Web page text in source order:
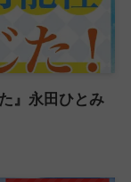
』永田ひとみ